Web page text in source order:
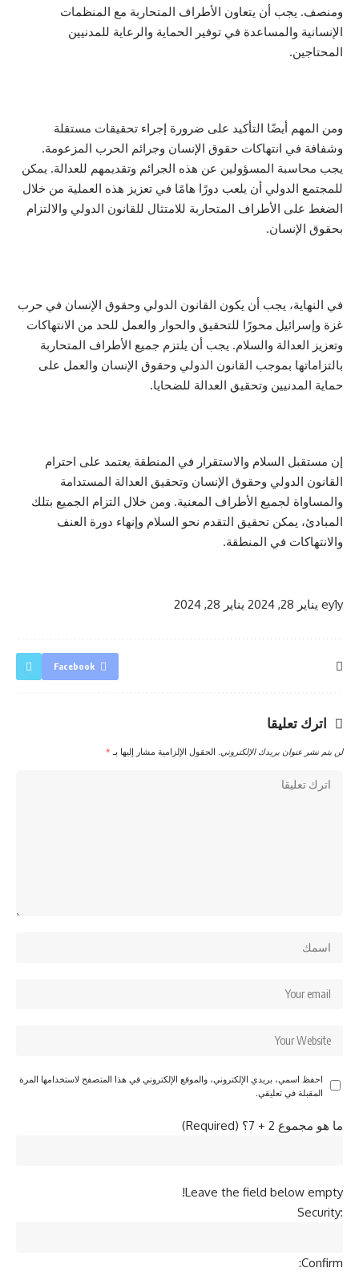
ومنصف. يجب أن يتعاون الأطراف المتحاربة مع المنظمات
الإنسانية والمساعدة في توفير الحماية والرعاية للمدنيين
المحتاجين.
ومن المهم أيضًا التأكيد على ضرورة إجراء تحقيقات مستقلة
وشفافة في انتهاكات حقوق الإنسان وجرائم الحرب المزعومة.
يجب محاسبة المسؤولين عن هذه الجرائم وتقديمهم للعدالة. يمكن
للمجتمع الدولي أن يلعب دورًا هامًا في تعزيز هذه العملية من خلال
الضغط على الأطراف المتحاربة للامتثال للقانون الدولي والالتزام
بحقوق الإنسان.
في النهاية، يجب أن يكون القانون الدولي وحقوق الإنسان في حرب
غزة وإسرائيل محورًا للتحقيق والحوار والعمل للحد من الانتهاكات
وتعزيز العدالة والسلام. يجب أن يلتزم جميع الأطراف المتحاربة
بالتزاماتها بموجب القانون الدولي وحقوق الإنسان والعمل على
حماية المدنيين وتحقيق العدالة للضحايا.
إن مستقبل السلام والاستقرار في المنطقة يعتمد على احترام
القانون الدولي وحقوق الإنسان وتحقيق العدالة المستدامة
والمساواة لجميع الأطراف المعنية. ومن خلال التزام الجميع بتلك
المبادئ، يمكن تحقيق التقدم نحو السلام وإنهاء دورة العنف
والانتهاكات في المنطقة.
ey1y يناير 28, 2024 يناير 28, 2024
Facebook
اترك تعليقا
لن يتم نشر عنوان بريدك الإلكتروني. الحقول الإلزامية مشار إليها بـ *
احفظ اسمي، بريدي الإلكتروني، والموقع الإلكتروني في هذا المتصفح لاستخدامها المرة
المقبلة في تعليقي.
ما هو مجموع 2 + 7؟ (Required)
Leave the field below empty!
Security:
Confirm: